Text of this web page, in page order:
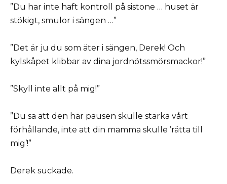
”Du har inte haft kontroll på sistone … huset är
stökigt, smulor i sängen …”
”Det är ju du som äter i sängen, Derek! Och
kylskåpet klibbar av dina jordnötssmörsmackor!”
”Skyll inte allt på mig!”
”Du sa att den här pausen skulle stärka vårt
förhållande, inte att din mamma skulle ’rätta till
mig’!”
Derek suckade.